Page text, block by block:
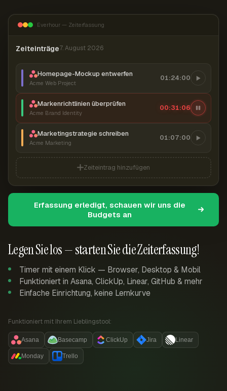
Legen Sie los — starten Sie die Zeiterfassung!
Timer mit einem Klick — Browser, Desktop & Mobil
Funktioniert in Asana, ClickUp, Linear, GitHub & mehr
Einfache Einrichtung, keine Lernkurve
Funktioniert mit Ihrem Lieblingstool:
Asana Basecamp ClickUp Jira Linear
Monday Trello
Everhour — Zeiterfassung
Zeiteinträge7. August 2026
Homepage-Mockup entwerfen
Acme Web Project
01:24:00
Markenrichtlinien überprüfen
Acme Brand Identity
00:31:07
Marketingstrategie schreiben
Acme Marketing
01:07:00
Zeiteintrag hinzufügen
Erfassung erledigt, schauen wir uns die
Budgets an